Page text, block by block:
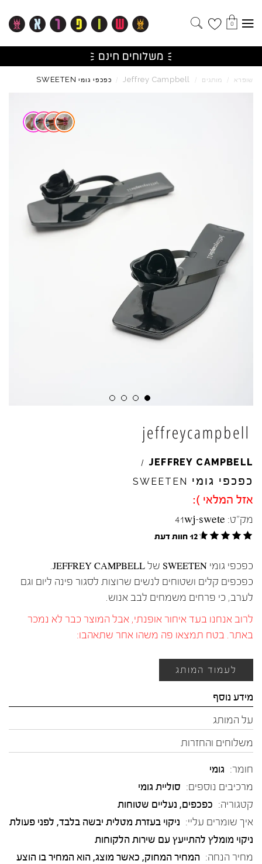
0
שופרא / מותגים /
Jeffrey Campbell
/ כפכפי גומי SWEETEN
Skip to product reviews
JEFFREY CAMPBELL
/
כפכפי גומי SWEETEN
אזל המלאי ):
מק"ט: 41wj-swete
12 חוות דעת
כפכפי גומי SWEETEN של JEFFREY CAMPBELL.
כפכפים קלים ושטוחים לנשים שרוצות לסגור פינה ליום וגם
לערב, כי פרחים משמחים לבב אנוש.
לרוב אנחנו בעד איחור אופנתי, אבל המוצר כבר לא נמכר
באתר. בטח תמצאו פה משהו אחר שתאהבו:
לעמוד המותג
מידע נוסף
על המותג
משלוחים והחזרות
חומר: גומי
מרכיבים נוספים: סוליית גומי
קטגוריה: כפכפים, נעליים שטוחות
איך שומרים עליי: ניקוי בעזרת מטלית יבשה בלבד, לפני פעולת
ניקוי מומלץ להתייעץ עם שירות הלקוחות
מחיר הנחה: המחיר המחוק, כאשר מוצג, הוא המחיר בו הוצע